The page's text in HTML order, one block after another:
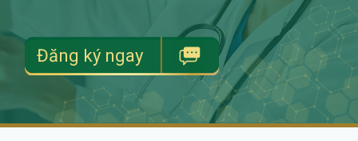
Đăng ký ngay